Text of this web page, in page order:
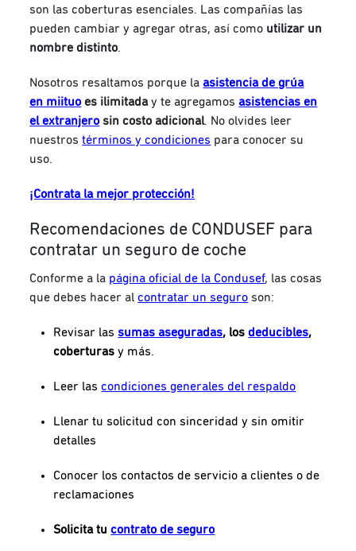
son las coberturas esenciales. Las compañías las
pueden cambiar y agregar otras, así como utilizar un
nombre distinto.
Nosotros resaltamos porque la asistencia de grúa
en miituo es ilimitaday te agregamos asistencias en
el extranjero sin costo adicional. No olvides leer
nuestrostérminos y condiciones para conocer su
uso.
¡Contrata la mejor protección!
Recomendaciones de CONDUSEF para
contratar un seguro de coche
Conforme a la página oficial de la Condusef, las cosas
que debes hacer alcontratar un seguro son:
Revisar lassumas aseguradas, losdeducibles,
coberturas y más.
Leer lascondiciones generales del respaldo
Llenar tu solicitud con sinceridad y sin omitir
detalles
Conocer los contactos de servicio a clientes o de
reclamaciones
Solicita tucontrato de seguro